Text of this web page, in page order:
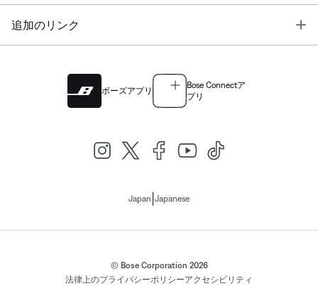
追加のリンク
ボーズアプリ
Bose Connectア
プリ
Japan Japanese
© Bose Corporation 2026
法律上のプライバシーポリシーアクセシビリティ